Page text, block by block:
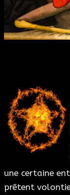
une certaine
prêtent